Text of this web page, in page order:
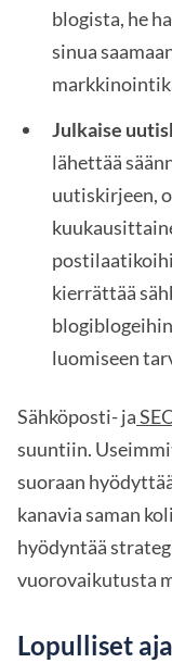
blogista, he
sinua
Julkaise
lähettää
uutiskirjeen,
kierrättää
luomiseen
Sähköposti- ja
suuntiin.
suoraan
kanavia saman
hyödyntää
vuorovaikutusta
Lopulliset